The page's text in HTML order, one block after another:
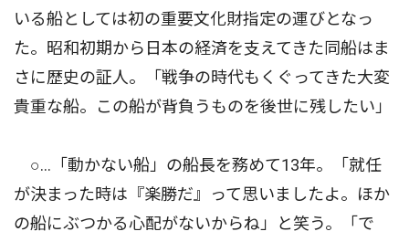
いる船としては初の重要文化財指定の運びとなっ
た。昭和初期から日本の経済を支えてきた同船はま
さに歴史の証人。「戦争の時代もくぐってきた大変
貴重な船。この船が背負うものを後世に残したい」
○…「動かない船」の船長を務めて13年。「就任
が決まった時は『楽勝だ』って思いましたよ。ほか
の船にぶつかる心配がないからね」と笑う。「で